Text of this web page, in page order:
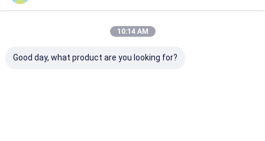
10:14 AM
Good day, what product are you looking for?